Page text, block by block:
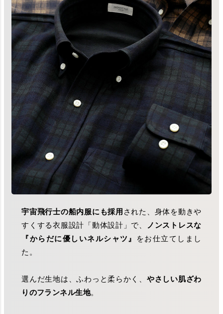
宇宙飛行士の船内服にも採用 された、身体を動きや
すくする衣服設計「動体設計」で、
ノンストレスな
『からだに優しいネルシャツ』
をお仕立てしまし
た。
選んだ生地は、ふわっと柔らかく、 やさしい肌ざわ
りのフランネル生地。